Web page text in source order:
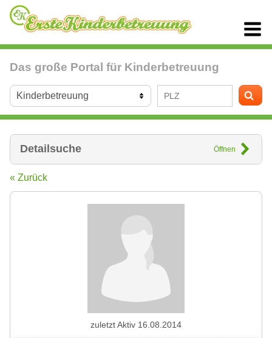
Das große Portal für Kinderbetreuung
Detailsuche Öffnen
« Zurück
zuletzt Aktiv 16.08.2014